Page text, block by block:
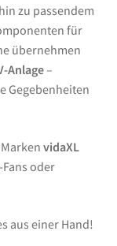
zu passendem
für
übernehmen
Anlage–
Gegebenheiten
vidaXL
oder
aus einer Hand!